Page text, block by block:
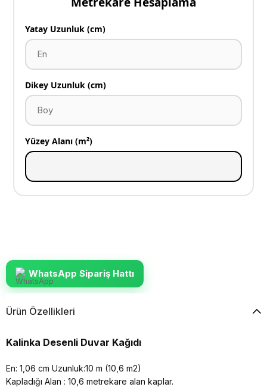
Yatay Uzunluk (cm)
Dikey Uzunluk (cm)
Yüzey Alanı (m²)
WhatsApp Sipariş Hattı
Ürün Özellikleri
Kalinka Desenli Duvar Kağıdı
En: 1,06 cm Uzunluk:10 m (10,6 m2)
Kapladığı Alan : 10,6 metrekare alan kaplar.